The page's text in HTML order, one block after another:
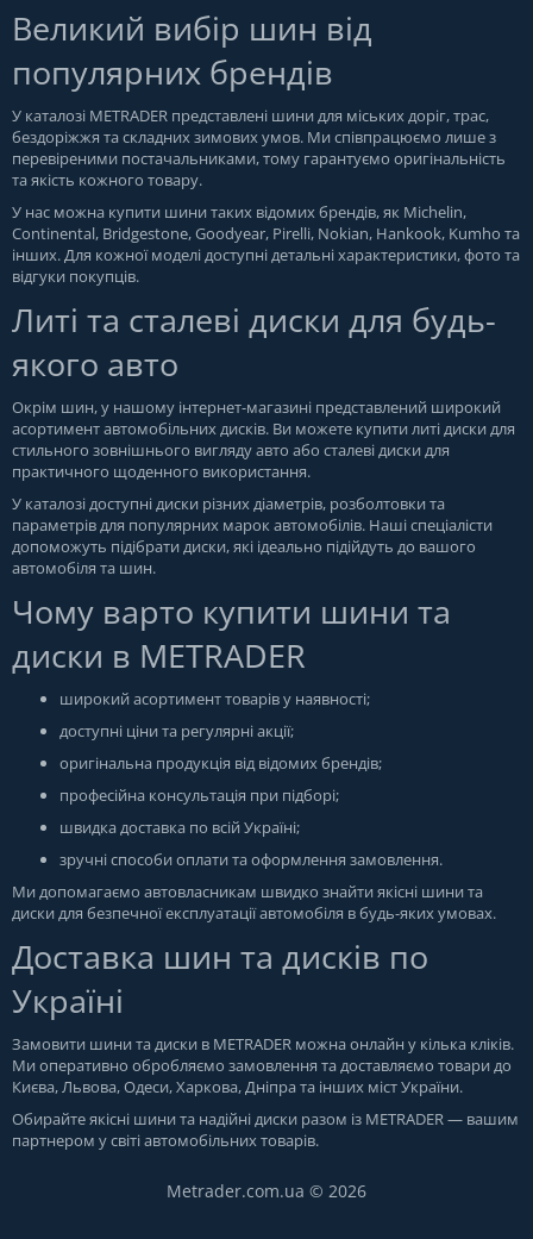
Великий вибір шин від
популярних брендів
У каталозі METRADER представлені шини для міських доріг, трас,
бездоріжжя та складних зимових умов. Ми співпрацюємо лише з
перевіреними постачальниками, тому гарантуємо оригінальність
та якість кожного товару.
У нас можна купити шини таких відомих брендів, як Michelin,
Continental, Bridgestone, Goodyear, Pirelli, Nokian, Hankook, Kumho та
інших. Для кожної моделі доступні детальні характеристики, фото та
відгуки покупців.
Литі та сталеві диски для будь-
якого авто
Окрім шин, у нашому інтернет-магазині представлений широкий
асортимент автомобільних дисків. Ви можете купити литі диски для
стильного зовнішнього вигляду авто або сталеві диски для
практичного щоденного використання.
У каталозі доступні диски різних діаметрів, розболтовки та
параметрів для популярних марок автомобілів. Наші спеціалісти
допоможуть підібрати диски, які ідеально підійдуть до вашого
автомобіля та шин.
Чому варто купити шини та
диски в METRADER
широкий асортимент товарів у наявності;
доступні ціни та регулярні акції;
оригінальна продукція від відомих брендів;
професійна консультація при підборі;
швидка доставка по всій Україні;
зручні способи оплати та оформлення замовлення.
Ми допомагаємо автовласникам швидко знайти якісні шини та
диски для безпечної експлуатації автомобіля в будь-яких умовах.
Доставка шин та дисків по
Україні
Замовити шини та диски в METRADER можна онлайн у кілька кліків.
Ми оперативно обробляємо замовлення та доставляємо товари до
Києва, Львова, Одеси, Харкова, Дніпра та інших міст України.
Обирайте якісні шини та надійні диски разом із METRADER — вашим
партнером у світі автомобільних товарів.
Metrader.com.ua © 2026